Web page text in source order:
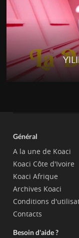
Général
A la une de Koaci
Koaci Côte d'Ivoire
Koaci Afrique
Archives Koaci
Conditions
Contacts
Besoin d'aide ?